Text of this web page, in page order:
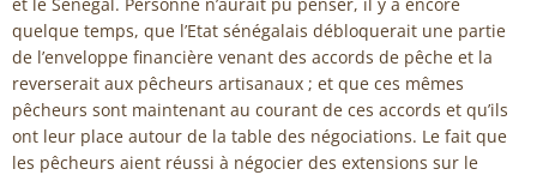
et le Sénégal. Personne n’aurait pu penser, il y a encore
quelque temps, que l’Etat sénégalais débloquerait une partie
de l’enveloppe financière venant des accords de pêche et la
reverserait aux pêcheurs artisanaux ; et que ces mêmes
pêcheurs sont maintenant au courant de ces accords et qu’ils
ont leur place autour de la table des négociations. Le fait que
les pêcheurs aient réussi à négocier des extensions sur le